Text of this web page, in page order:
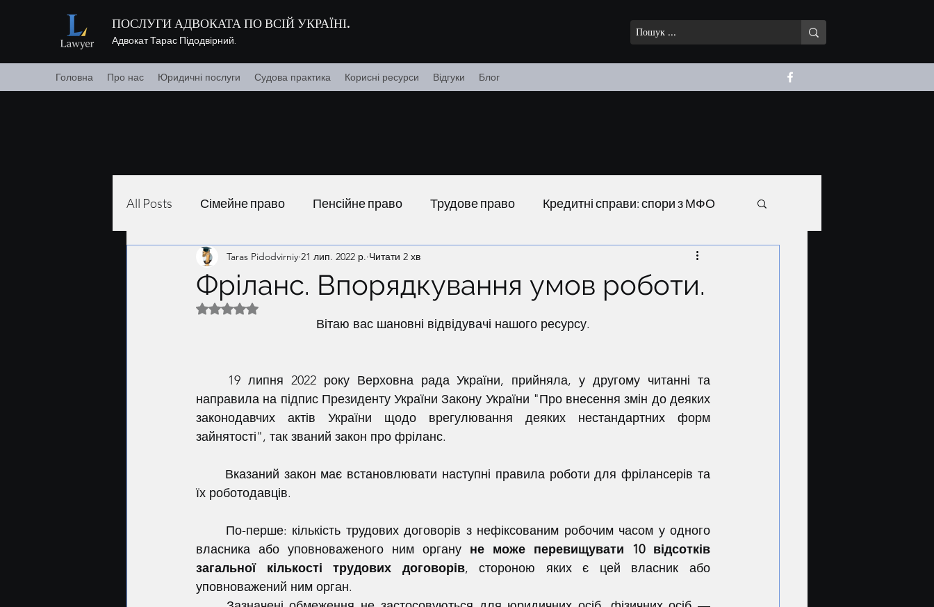
ПОСЛУГИ АДВОКАТА ПО ВСІЙ УКРАЇНІ.
Адвокат Тарас Підодвірний.
Головна Про нас Юридичні послуги Судова практика Корисні ресурси Відгуки Блог
All Posts Сімейне право Пенсійне право Трудове право Кредитні справи: спори з МФО
Фріланс. Впорядкування умов роботи.
Taras Pidodvirniy 21 лип. 2022 р. Читати 2 хв
Оцінка: NaN з 5 зірок.
Вітаю вас шановні відвідувачі нашого ресурсу.
направила на підпис Президенту України Закону України "Про внесення змін до деяких
законодавчих актів України щодо врегулювання деяких нестандартних форм
зайнятості", так званий закон про фріланс.
їх роботодавців.
власника або уповноваженого ним органу не може перевищувати 10 відсотків
загальної кількості трудових договорів, стороною яких є цей власник або
уповноважений ним орган.